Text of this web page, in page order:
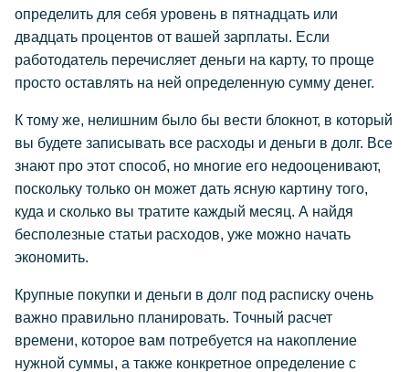
определить для себя уровень в пятнадцать или
двадцать процентов от вашей зарплаты. Если
работодатель перечисляет деньги на карту, то проще
просто оставлять на ней определенную сумму денег.
К тому же, нелишним было бы вести блокнот, в который
вы будете записывать все расходы и деньги в долг. Все
знают про этот способ, но многие его недооценивают,
поскольку только он может дать ясную картину того,
куда и сколько вы тратите каждый месяц. А найдя
бесполезные статьи расходов, уже можно начать
экономить.
Крупные покупки и деньги в долг под расписку очень
важно правильно планировать. Точный расчет
времени, которое вам потребуется на накопление
нужной суммы, а также конкретное определение с